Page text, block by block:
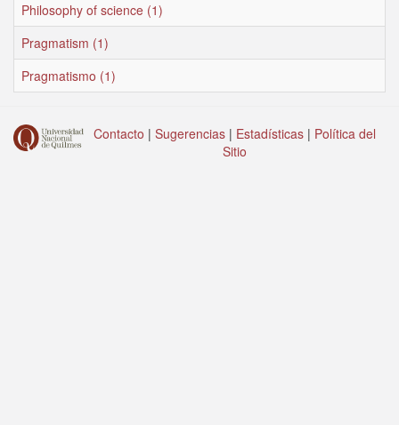
Philosophy of science (1)
Pragmatism (1)
Pragmatismo (1)
Contacto | Sugerencias | Estadísticas | Política del
Sitio